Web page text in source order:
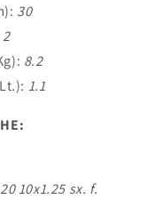
30
2
8.2
1.1
10x1.25 sx. f.